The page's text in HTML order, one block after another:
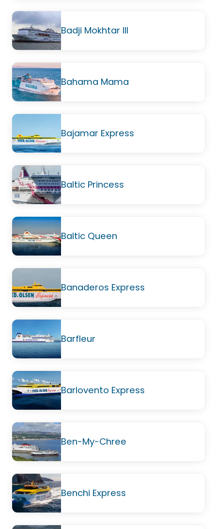
Badji Mokhtar III
Bahama Mama
Bajamar Express
Baltic Princess
Baltic Queen
Banaderos Express
Barfleur
Barlovento Express
Ben-My-Chree
Benchi Express